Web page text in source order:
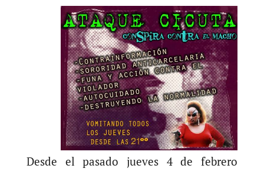
Desde el pasado jueves 4 de febrero